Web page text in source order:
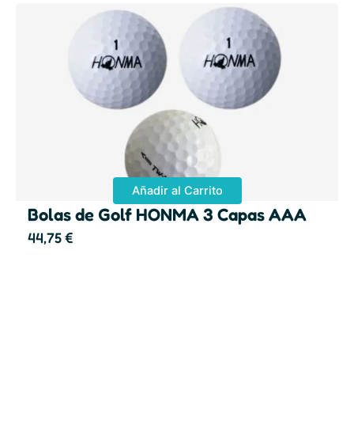
Añadir al Carrito
Bolas de Golf HONMA 3 Capas AAA
44,75€